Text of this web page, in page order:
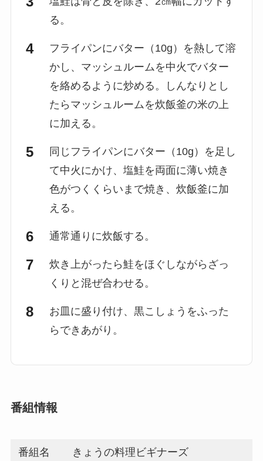
る。
フライパンにバター（10g）を熱して溶
かし、マッシュルームを中火でバター
を絡めるように炒める。しんなりとし
たらマッシュルームを炊飯釜の米の上
に加える。
同じフライパンにバター（10g）を足し
て中火にかけ、塩鮭を両面に薄い焼き
色がつくくらいまで焼き、炊飯釜に加
える。
通常通りに炊飯する。
炊き上がったら鮭をほぐしながらざっ
くりと混ぜ合わせる。
お皿に盛り付け、黒こしょうをふった
らできあがり。
番組情報
番組名 きょうの料理ビギナーズ